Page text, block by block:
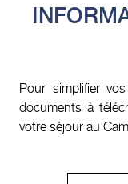
Pour simplifier
documents à
votre séjour au